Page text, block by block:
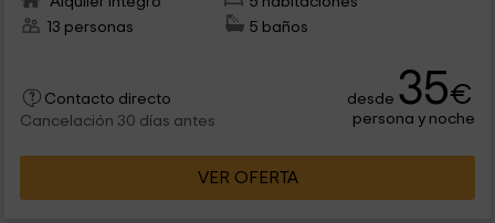
13 personas
5 baños
Contacto directo
Cancelación 30 días antes
desde 35€
persona y noche
VER OFERTA